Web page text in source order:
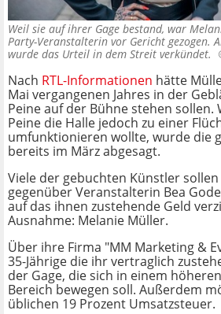
Weil sie auf ihrer Gage bestand, war
Party-Veranstalterin vor Gericht gezogen.
wurde das Urteil in dem Streit verkündet.
Nach RTL-Informationen hätte
Mai vergangenen Jahres in der
Peine auf der Bühne stehen sollen.
Peine die Halle jedoch zu einer
umfunktionieren wollte, wurde die
bereits im März abgesagt.
Viele der gebuchten Künstler
gegenüber Veranstalterin Bea
auf das ihnen zustehende Geld
Ausnahme: Melanie Müller.
Über ihre Firma "MM Marketing &
35-Jährige die ihr vertraglich
der Gage, die sich in einem
Bereich bewegen soll. Außerdem
üblichen 19 Prozent Umsatzsteuer.